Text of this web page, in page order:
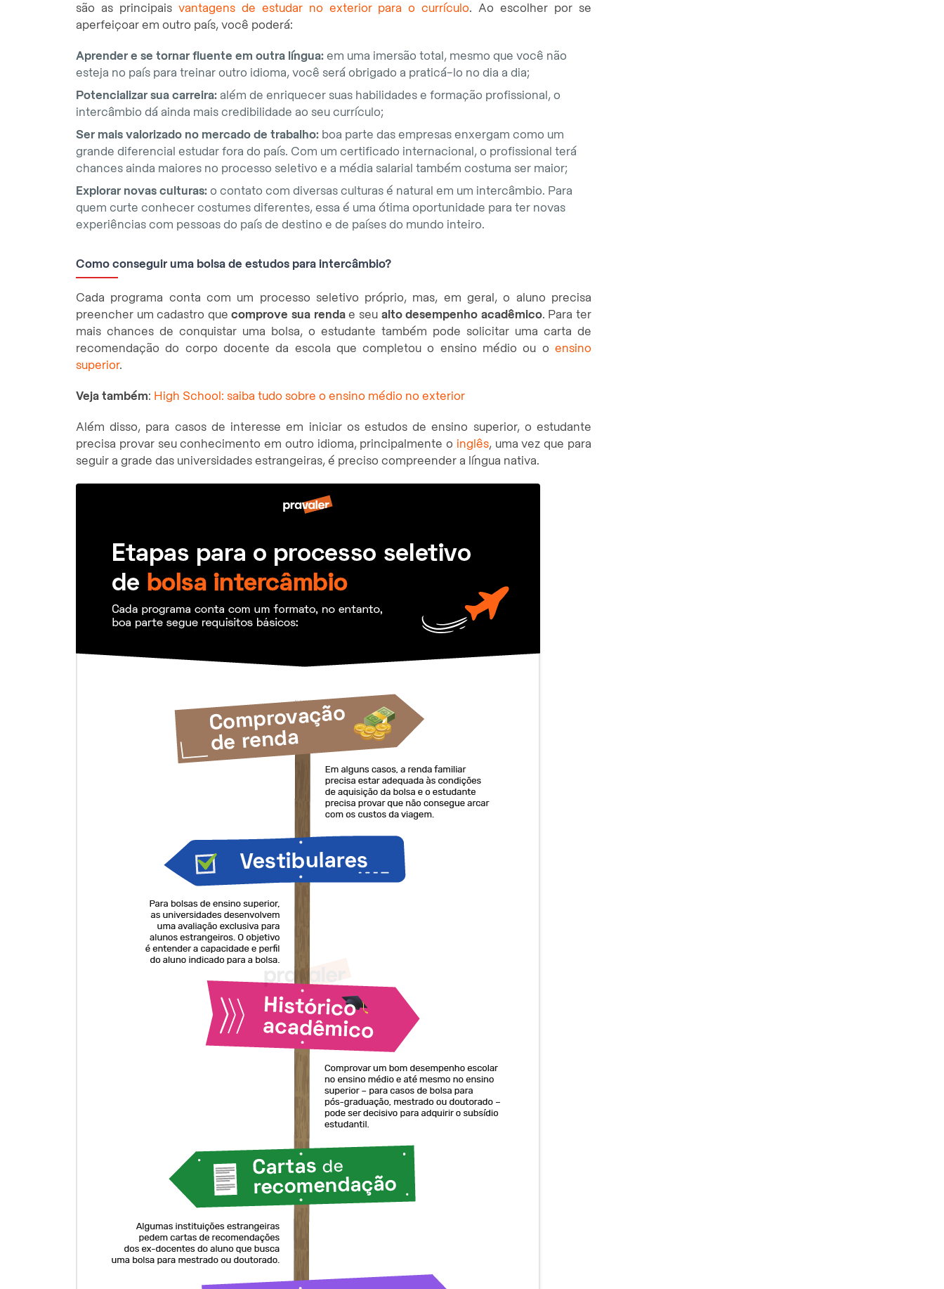
são as principais vantagens de estudar no exterior para o currículo. Ao escolher por se
aperfeiçoar em outro país, você poderá:
Aprender e se tornar fluente em outra língua: em uma imersão total, mesmo que você não
esteja no país para treinar outro idioma, você será obrigado a praticá-lo no dia a dia;
Potencializar sua carreira: além de enriquecer suas habilidades e formação profissional, o
intercâmbio dá ainda mais credibilidade ao seu currículo;
Ser mais valorizado no mercado de trabalho: boa parte das empresas enxergam como um
grande diferencial estudar fora do país. Com um certificado internacional, o profissional terá
chances ainda maiores no processo seletivo e a média salarial também costuma ser maior;
Explorar novas culturas: o contato com diversas culturas é natural em um intercâmbio. Para
quem curte conhecer costumes diferentes, essa é uma ótima oportunidade para ter novas
experiências com pessoas do país de destino e de países do mundo inteiro.
Como conseguir uma bolsa de estudos para intercâmbio?
Cada programa conta com um processo seletivo próprio, mas, em geral, o aluno precisa
preencher um cadastro quecomprove sua rendae seu alto desempenho acadêmico. Para ter
mais chances de conquistar uma bolsa, o estudante também pode solicitar uma carta de
recomendação do corpo docente da escola que completou o ensino médio ou o ensino
superior.
Veja também: High School: saiba tudo sobre o ensino médio no exterior
Além disso, para casos de interesse em iniciar os estudos de ensino superior, o estudante
precisa provar seu conhecimento em outro idioma, principalmente o inglês, uma vez que para
seguir a grade das universidades estrangeiras, é preciso compreender a língua nativa.